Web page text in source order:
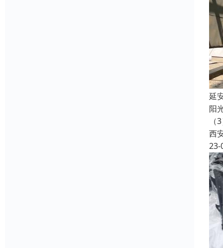
延
阳
西
23-